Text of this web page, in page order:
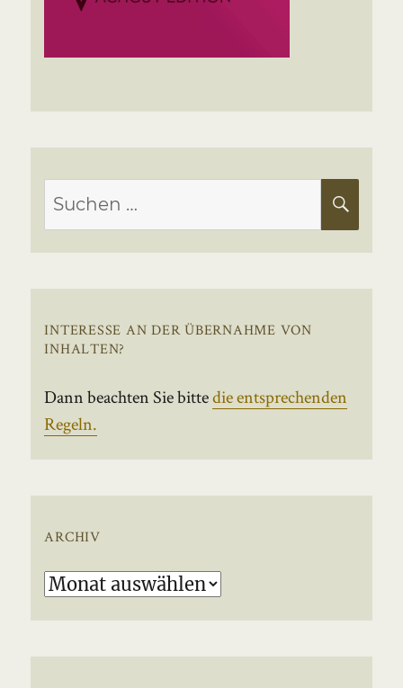
Suchen
nach:
INTERESSE AN DER ÜBERNAHME VON
INHALTEN?
Dann beachten Sie bittedie entsprechenden
Regeln.
ARCHIV
Archiv